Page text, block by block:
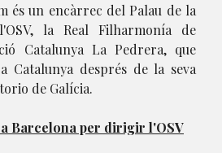
és un encàrrec del Palau de la
la Real Filharmonía de
Catalunya La Pedrera, que
Catalunya després de la seva
de Galícia.
Barcelona per dirigir l'OSV